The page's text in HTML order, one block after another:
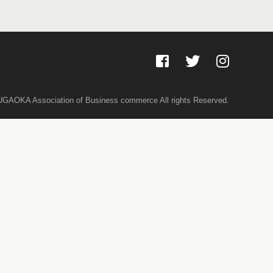
Association of Business commerce All rights Reserved.